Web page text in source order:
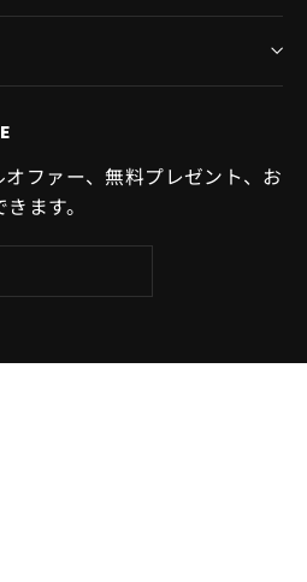
ファー、無料プレゼント、お
ます。